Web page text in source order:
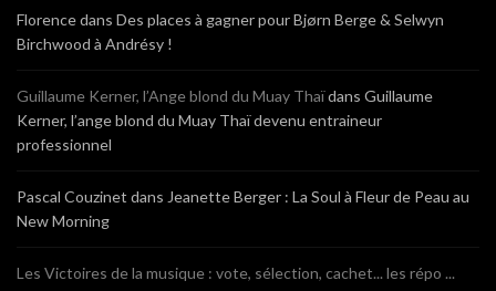
Florencedans Des places à gagner pour Bjørn Berge & Selwyn
Birchwood à Andrésy !
Guillaume Kerner, l’Ange blond du Muay Thaïdans Guillaume
Kerner, l’ange blond du Muay Thaï devenu entraineur
professionnel
Pascal Couzinet dans Jeanette Berger : La Soul à Fleur de Peau au
New Morning
Les Victoires de la musique : vote, sélection, cachet... les répo ...